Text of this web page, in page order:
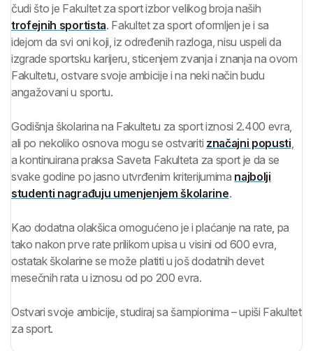
čudi što je Fakultet za sport izbor velikog broja naših
trofejnih sportista. Fakultet za sport oformljen je i sa
idejom da svi oni koji, iz određenih razloga, nisu uspeli da
izgrade sportsku karijeru, sticenjem zvanja i znanja na ovom
Fakultetu, ostvare svoje ambicije i na neki način budu
angažovani u sportu.
Godišnja školarina na Fakultetu za sport iznosi 2.400 evra,
ali po nekoliko osnova mogu se ostvariti značajni popusti,
a kontinuirana praksa Saveta Fakulteta za sport je da se
svake godine po jasno utvrđenim kriterijumima najbolji
studenti nagrađuju umenjenjem školarine.
Kao dodatna olakšica omogućeno je i plaćanje na rate, pa
tako nakon prve rate prilikom upisa u visini od 600 evra,
ostatak školarine se može platiti u još dodatnih devet
mesečnih rata u iznosu od po 200 evra.
Ostvari svoje ambicije, studiraj sa šampionima – upiši Fakultet
za sport.